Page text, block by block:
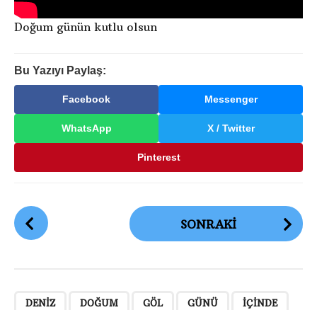
Doğum günün kutlu olsun
Bu Yazıyı Paylaş:
Facebook Messenger
WhatsApp X / Twitter
Pinterest
G
ö
SONRAKI
DENIZ DOĞUM GÖL GÜNÜ IÇINDE